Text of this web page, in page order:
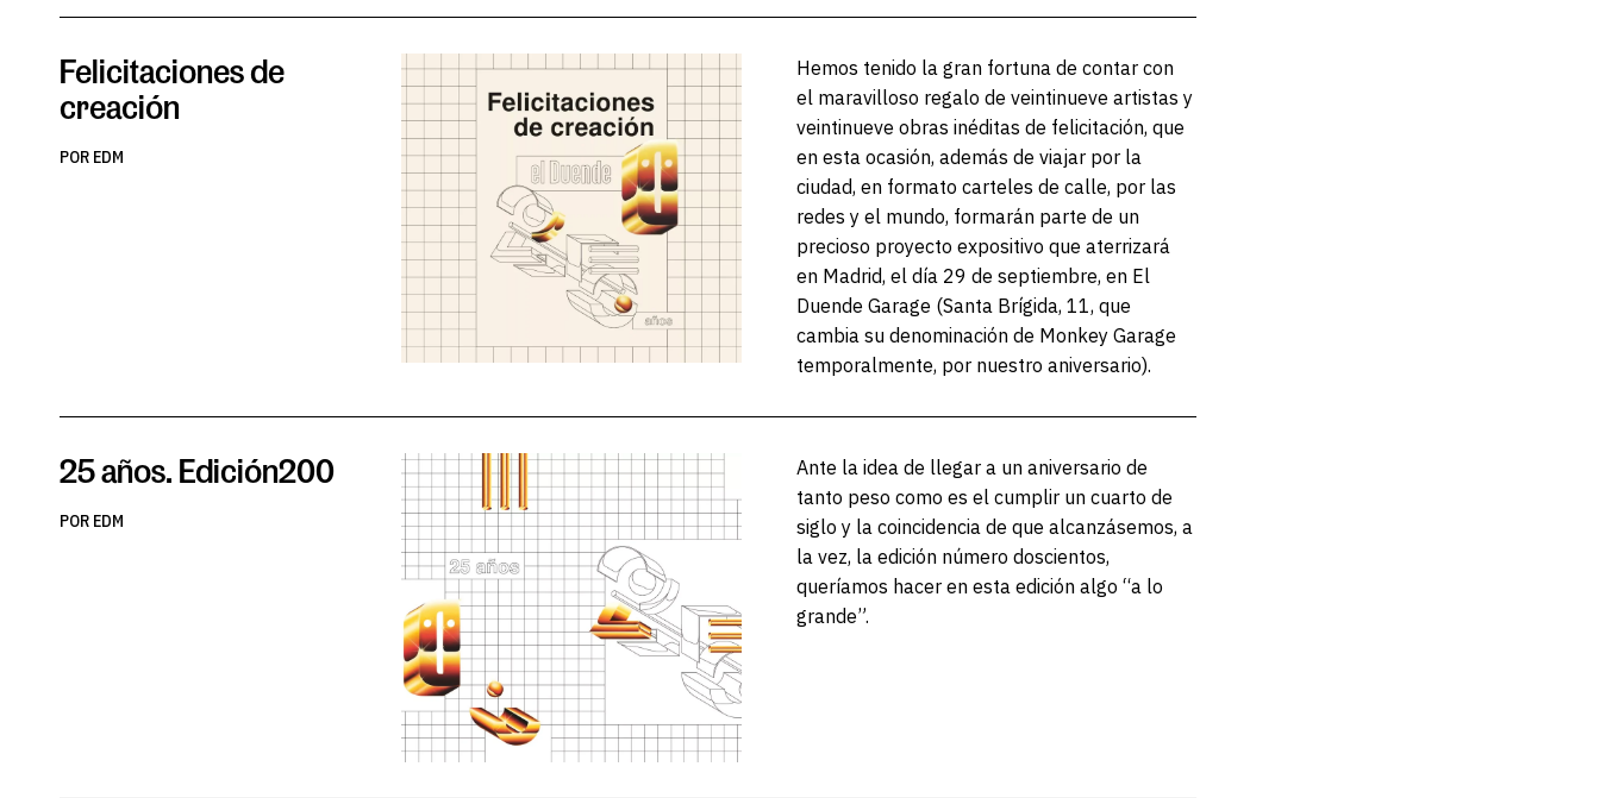
Felicitaciones de
creación
POR EDM
Hemos tenido la gran fortuna de contar con
el maravilloso regalo de veintinueve artistas y
veintinueve obras inéditas de felicitación, que
en esta ocasión, además de viajar por la
ciudad, en formato carteles de calle, por las
redes y el mundo, formarán parte de un
precioso proyecto expositivo que aterrizará
en Madrid, el día 29 de septiembre, en El
Duende Garage (Santa Brígida, 11, que
cambia su denominación de Monkey Garage
temporalmente, por nuestro aniversario).
25 años. Edición200
POR EDM
Ante la idea de llegar a un aniversario de
tanto peso como es el cumplir un cuarto de
siglo y la coincidencia de que alcanzásemos, a
la vez, la edición número doscientos,
queríamos hacer en esta edición algo “a lo
grande”.